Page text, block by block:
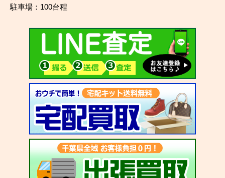
駐車場：100台程